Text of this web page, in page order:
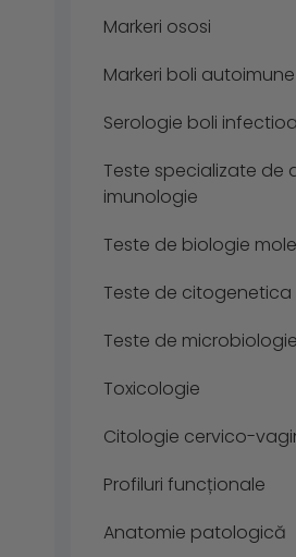
Markeri ososi
Markeri boli autoimune
Serologie boli
Teste specializate de
imunologie
Teste de biologie
Teste de citogenetica
Teste de microbiologie
Toxicologie
Citologie cervico-
Profiluri funcționale
Anatomie patologică